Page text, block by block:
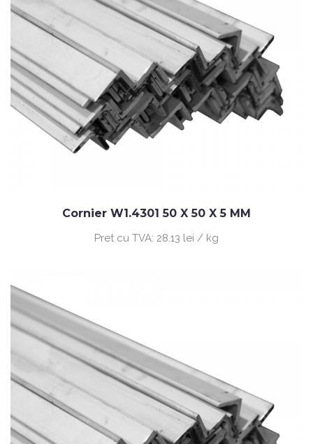
Cornier W1.4301 50 X 50 X 5 MM
Pret cu TVA: 28.13 lei / kg